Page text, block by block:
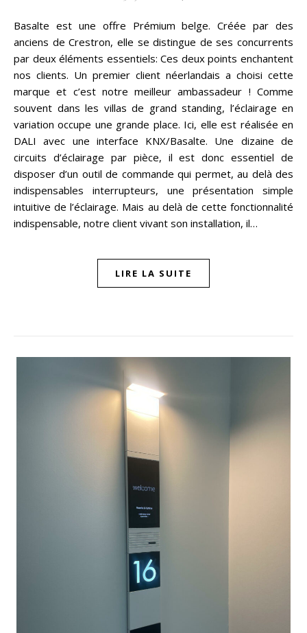
Basalte est une offre Prémium belge. Créée par des
anciens de Crestron, elle se distingue de ses concurrents
par deux éléments essentiels: Ces deux points enchantent
nos clients. Un premier client néerlandais a choisi cette
marque et c’est notre meilleur ambassadeur ! Comme
souvent dans les villas de grand standing, l’éclairage en
variation occupe une grande place. Ici, elle est réalisée en
DALI avec une interface KNX/Basalte. Une dizaine de
circuits d’éclairage par pièce, il est donc essentiel de
disposer d’un outil de commande qui permet, au delà des
indispensables interrupteurs, une présentation simple
intuitive de l’éclairage. Mais au delà de cette fonctionnalité
indispensable, notre client vivant son installation, il…
LIRE LA SUITE